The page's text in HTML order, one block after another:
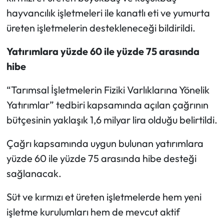
hayvancılık işletmeleri ile kanatlı eti ve yumurta
üreten işletmelerin destekleneceği bildirildi.
Yatırımlara yüzde 60 ile yüzde 75 arasında
hibe
“Tarımsal İşletmelerin Fiziki Varlıklarına Yönelik
Yatırımlar” tedbiri kapsamında açılan çağrının
bütçesinin yaklaşık 1,6 milyar lira olduğu belirtildi.
Çağrı kapsamında uygun bulunan yatırımlara
yüzde 60 ile yüzde 75 arasında hibe desteği
sağlanacak.
Süt ve kırmızı et üreten işletmelerde hem yeni
işletme kurulumları hem de mevcut aktif
Mecitözü Haberleri
Oğuzlar Haberleri
Osmancık Haberleri
Otomotiv
Resmi İlan
Resmi Reklam
Sağlık